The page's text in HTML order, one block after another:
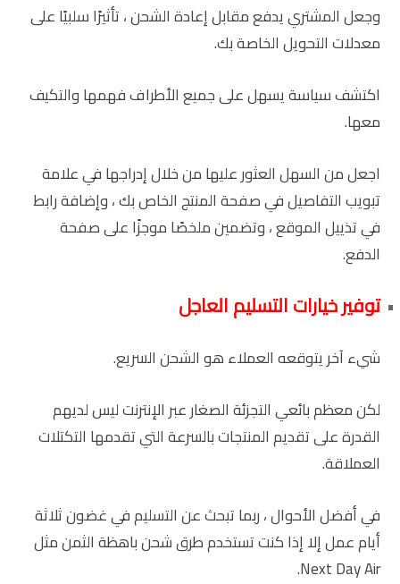
وجعل المشتري يدفع مقابل إعادة الشحن ، تأثيرًا سلبيًا على
معدلات التحويل الخاصة بك.
اكتشف سياسة يسهل على جميع الأطراف فهمها والتكيف
معها.
اجعل من السهل العثور عليها من خلال إدراجها في علامة
تبويب التفاصيل في صفحة المنتج الخاص بك ، وإضافة رابط
في تذييل الموقع ، وتضمين ملخصًا موجزًا ​​على صفحة
الدفع.
توفير خيارات التسليم العاجل
شيء آخر يتوقعه العملاء هو الشحن السريع.
لكن معظم بائعي التجزئة الصغار عبر الإنترنت ليس لديهم
القدرة على تقديم المنتجات بالسرعة التي تقدمها التكتلات
العملاقة.
في أفضل الأحوال ، ربما تبحث عن التسليم في غضون ثلاثة
أيام عمل إلا إذا كنت تستخدم طرق شحن باهظة الثمن مثل
Next Day Air.